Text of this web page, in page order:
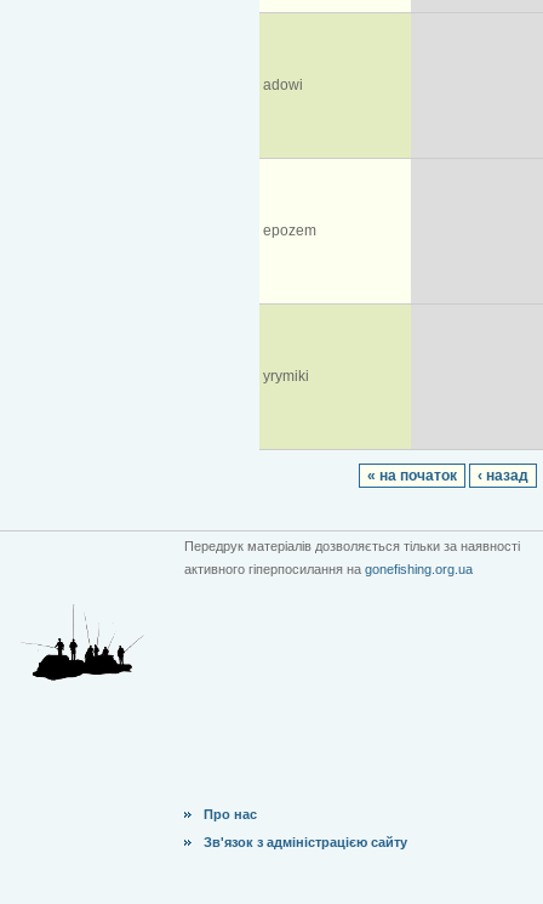
adowi
epozem
yrymiki
« на початок ‹ назад
Передрук матеріалів дозволяється тільки за наявності
активного гіперпосилання на gonefishing.org.ua
Про нас
Зв'язок з адміністрацією сайту